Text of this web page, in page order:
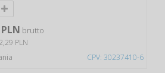
CPV: 30237410-6
brutto
PLN